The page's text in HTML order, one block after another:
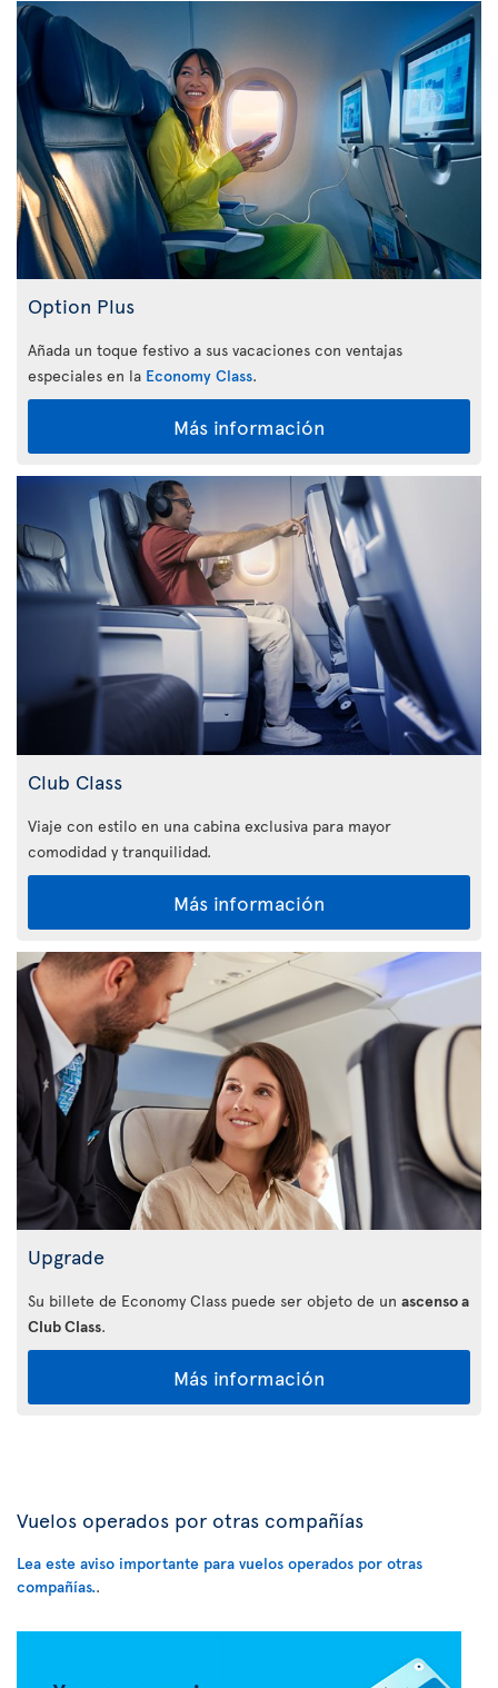
Option Plus
Añada un toque festivo a sus vacaciones con ventajas
especiales en la Economy Class.
Más información
Club Class
Viaje con estilo en una cabina exclusiva para mayor
comodidad y tranquilidad.
Más información
Upgrade
Su billete de Economy Class puede ser objeto de un ascenso a
Club Class.
Más información
Vuelos operados por otras compañías
Lea este aviso importante para vuelos operados por otras
compañías..